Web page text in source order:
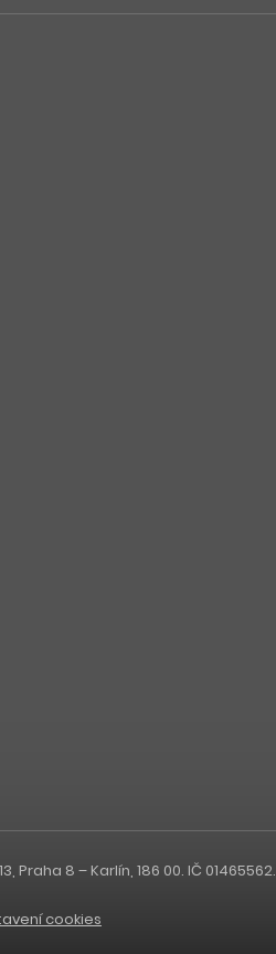
8 – Karlín, 186 00. IČ 01465562.
cookies